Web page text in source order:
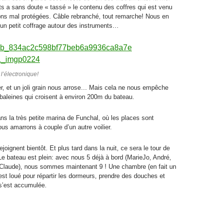
a sans doute « tassé » le contenu des coffres qui est venu
mal protégées. Câble rebranché, tout remarche! Nous en
petit coffrage autour des instruments…
et un joli grain nous arrose… Mais cela ne nous empêche
qui croisent à environ 200m du bateau.
la très petite marina de Funchal, où les places sont
amarrons à couple d’un autre voilier.
bientôt. Et plus tard dans la nuit, ce sera le tour de
bateau est plein: avec nous 5 déjà à bord (MarieJo, André,
nous sommes maintenant 9 ! Une chambre (en fait un
loué pour répartir les dormeurs, prendre des douches et
accumulée.